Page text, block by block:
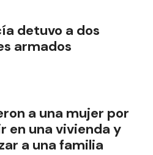
detuvo a dos
armados
a una mujer por
en una vivienda y
a una familia